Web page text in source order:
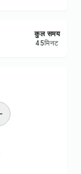
कुल समय
45मिनट